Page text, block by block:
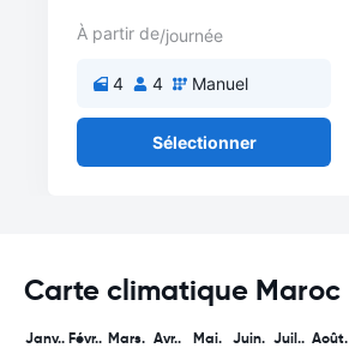
À partir de/journée
4 4 Manuel
Sélectionner
Carte climatique Maroc
Janv.. Févr.. Mars. Avr.. Mai. Juin. Juil.. Août.